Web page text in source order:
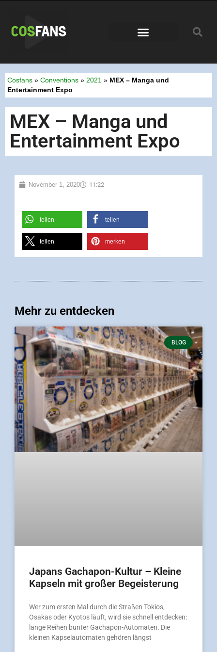
Cosfans » Conventions » 2021 » MEX – Manga und
Entertainment Expo
MEX – Manga und
Entertainment Expo
November 1, 2020 11:22
teilen teilen
teilen merken
Mehr zu entdecken
BLOG
Japans Gachapon-Kultur – Kleine
Kapseln mit großer Begeisterung
Wer zum ersten Mal durch die Straßen Tokios,
Osakas oder Kyotos läuft, wird sie schnell entdecken:
lange Reihen bunter Gachapon-Automaten. Die
kleinen Kapselautomaten gehören längst